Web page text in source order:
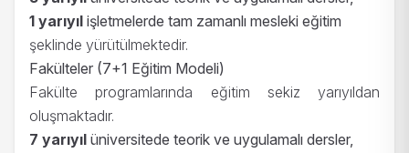
1 yarıyıl işletmelerde tam zamanlı mesleki eğitim
şeklinde yürütülmektedir.
Fakülteler (7+1 Eğitim Modeli)
Fakülte programlarında eğitim sekiz yarıyıldan
oluşmaktadır.
7 yarıyıl üniversitede teorik ve uygulamalı dersler,